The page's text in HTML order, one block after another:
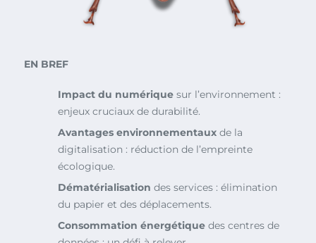
EN BREF
Impact du numérique sur l’environnement :
enjeux cruciaux de durabilité.
Avantages environnementaux de la
digitalisation : réduction de l’empreinte
écologique.
Dématérialisation des services : élimination
du papier et des déplacements.
Consommation énergétique des centres de